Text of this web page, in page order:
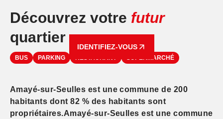
Découvrez votre futur
quartier
IDENTIFIEZ-VOUS
Amayé-sur-Seulles est une commune de 200
habitants dont 82 % des habitants sont
propriétaires.Amayé-sur-Seulles est une commune
BUS PARKING RESTAURANT SUPERMARCHÉ